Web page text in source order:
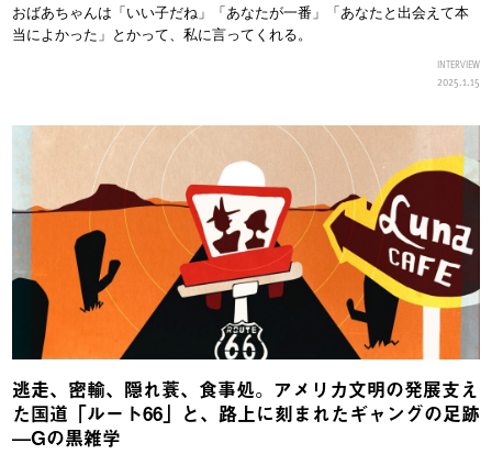
おばあちゃんは「いい子だね」「あなたが一番」「あなたと出会えて本
当によかった」とかって、私に言ってくれる。
INTERVIEW
2025.1.15
逃走、密輸、隠れ蓑、食事処。アメリカ文明の発展支え
た国道「ルート66」と、路上に刻まれたギャングの足跡
—Gの黒雑学